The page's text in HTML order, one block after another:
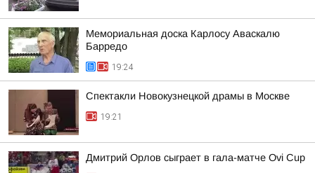
Мемориальная доска Карлосу Аваскалю
Барредо
19:24
Спектакли Новокузнецкой драмы в Москве
19:21
Дмитрий Орлов сыграет в гала-матче Ovi Cup